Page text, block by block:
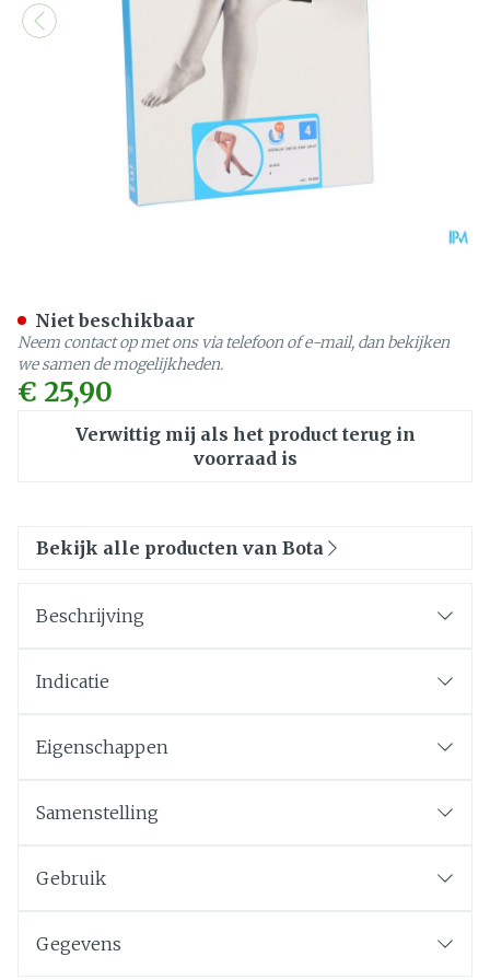
€ 25,90
Verwittig mij als het product terug in
voorraad is
Niet beschikbaar
Neem contact op met ons via telefoon of e-mail, dan bekijken
we samen de mogelijkheden.
Bekijk alle producten van Bota
Beschrijving
Indicatie
Eigenschappen
Samenstelling
Gebruik
Gegevens